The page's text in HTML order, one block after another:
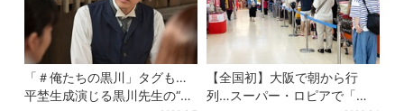
「＃俺たちの黒川」タグも…
平埜生成演じる黒川先生の“退
【全国初】大阪で朝から行
列…スーパー・ロピアで「ど